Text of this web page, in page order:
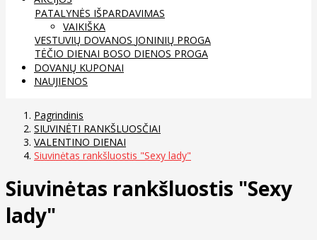
PATALYNĖS IŠPARDAVIMAS
VAIKIŠKA
VESTUVIŲ DOVANOS JONINIŲ PROGA
TĖČIO DIENAI BOSO DIENOS PROGA
DOVANŲ KUPONAI
NAUJIENOS
Pagrindinis
SIUVINĖTI RANKŠLUOSČIAI
VALENTINO DIENAI
Siuvinėtas rankšluostis "Sexy lady"
Siuvinėtas rankšluostis "Sexy
lady"